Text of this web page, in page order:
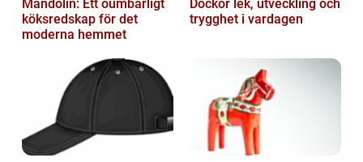
Mandolin: Ett oumbärligt
köksredskap för det
moderna hemmet
Dockor lek, utveckling och
trygghet i vardagen